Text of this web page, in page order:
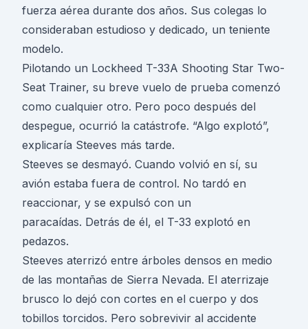
fuerza aérea durante dos años. Sus colegas lo
consideraban estudioso y dedicado, un teniente
modelo.
Pilotando un Lockheed T-33A Shooting Star Two-
Seat Trainer, su breve vuelo de prueba comenzó
como cualquier otro. Pero poco después del
despegue, ocurrió la catástrofe. “Algo explotó”,
explicaría Steeves más tarde.
Steeves se desmayó. Cuando volvió en sí, su
avión estaba fuera de control. No tardó en
reaccionar, y se expulsó con un
paracaídas. Detrás de él, el T-33 explotó en
pedazos.
Steeves aterrizó entre árboles densos en medio
de las montañas de Sierra Nevada. El aterrizaje
brusco lo dejó con cortes en el cuerpo y dos
tobillos torcidos. Pero sobrevivir al accidente